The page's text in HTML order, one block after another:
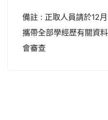
備註 : 正取人員請於12
攜帶全部學經歷有關資
會審查